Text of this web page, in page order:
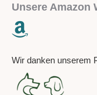
Unsere Amazon
Wir danken unserem